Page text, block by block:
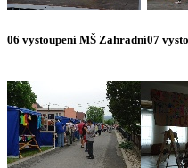
06 vystoupení MŠ Zahradní07